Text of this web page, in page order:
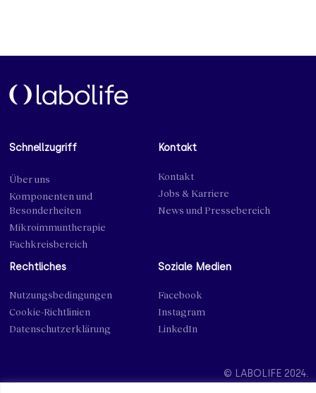
Schnellzugriff
Über uns
Komponenten und
Besonderheiten
Mikroimmuntherapie
Fachkreisbereich
Kontakt
Kontakt
Jobs & Karriere
News und Pressebereich
Rechtliches
Nutzungsbedingungen
Cookie-Richtlinien
Datenschutzerklärung
Soziale Medien
Facebook
Instagram
LinkedIn
© LABOLIFE 2024.